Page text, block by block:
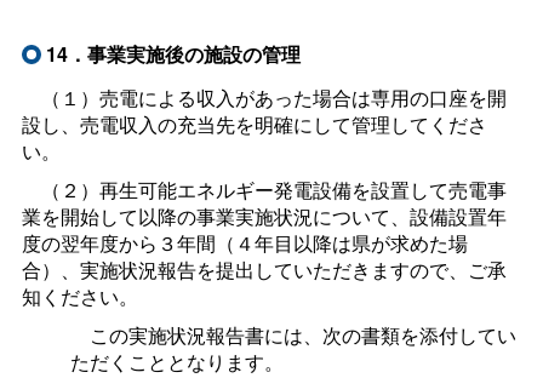
14．事業実施後の施設の管理
（１）売電による収入があった場合は専用の口座を開
設し、売電収入の充当先を明確にして管理してくださ
い。
（２）再生可能エネルギー発電設備を設置して売電事
業を開始して以降の事業実施状況について、設備設置年
度の翌年度から３年間（４年目以降は県が求めた場
合）、実施状況報告を提出していただきますので、ご承
知ください。
この実施状況報告書には、次の書類を添付してい
ただくこととなります。